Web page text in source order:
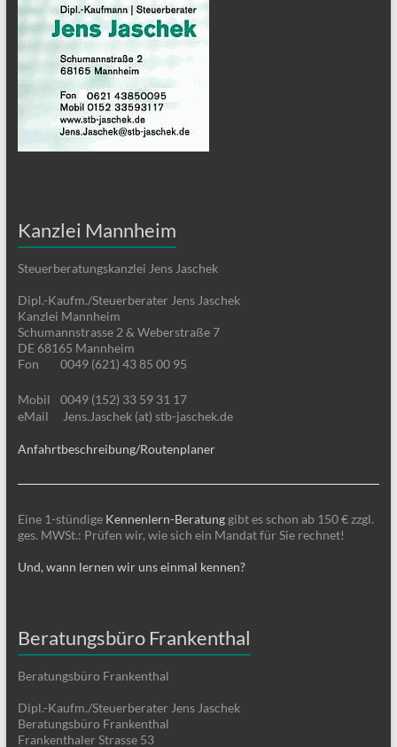
Kanzlei Mannheim
Steuerberatungskanzlei Jens Jaschek
Dipl.-Kaufm./Steuerberater Jens Jaschek
Kanzlei Mannheim
Schumannstrasse 2 & Weberstraße 7
DE 68165 Mannheim
Fon
0049 (621) 43 85 00 95
Mobil
0049 (152) 33 59 31 17
eMail
Jens.Jaschek (at) stb-jaschek.de
Anfahrtbeschreibung/Routenplaner
Eine 1-stündige Kennenlern-Beratunggibt es schon ab 150 € zzgl.
ges. MWSt.: Prüfen wir, wie sich ein Mandat für Sie rechnet!
Und, wann lernen wir uns einmal kennen?
Beratungsbüro Frankenthal
Beratungsbüro Frankenthal
Dipl.-Kaufm./Steuerberater Jens Jaschek
Beratungsbüro Frankenthal
Frankenthaler Strasse 53